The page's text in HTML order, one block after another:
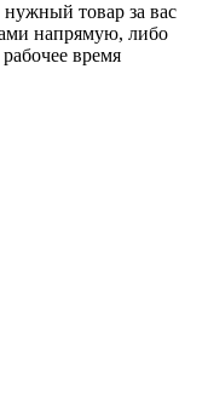
товар за вас
напрямую, либо
время